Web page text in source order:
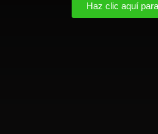
Haz clic aquí